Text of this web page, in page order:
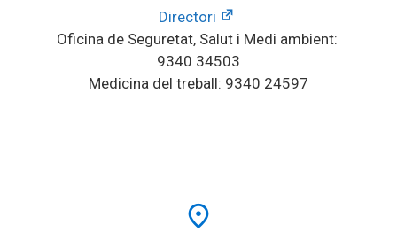
Directori
Oficina de Seguretat, Salut i Medi ambient:
9340 34503
Medicina del treball: 9340 24597
place